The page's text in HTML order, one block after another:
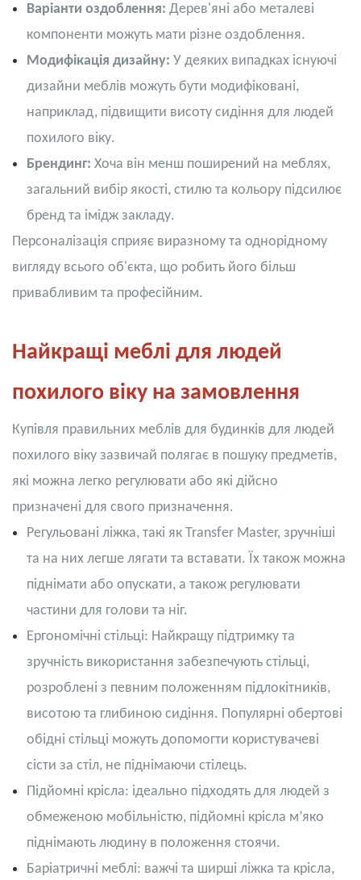
Варіанти оздоблення: Дерев'яні або металеві
компоненти можуть мати різне оздоблення.
Модифікація дизайну: У деяких випадках існуючі
дизайни меблів можуть бути модифіковані,
наприклад, підвищити висоту сидіння для людей
похилого віку.
Брендинг: Хоча він менш поширений на меблях,
загальний вибір якості, стилю та кольору підсилює
бренд та імідж закладу.
Персоналізація сприяє виразному та однорідному
вигляду всього об'єкта, що робить його більш
привабливим та професійним.
Найкращі меблі для людей
похилого віку на замовлення
Купівля правильних меблів для будинків для людей
похилого віку зазвичай полягає в пошуку предметів,
які можна легко регулювати або які дійсно
призначені для свого призначення.
Регульовані ліжка, такі як Transfer Master, зручніші
та на них легше лягати та вставати. Їх також можна
піднімати або опускати, а також регулювати
частини для голови та ніг.
Ергономічні стільці: Найкращу підтримку та
зручність використання забезпечують стільці,
розроблені з певним положенням підлокітників,
висотою та глибиною сидіння. Популярні обертові
обідні стільці можуть допомогти користувачеві
сісти за стіл, не піднімаючи стілець.
Підйомні крісла: ідеально підходять для людей з
обмеженою мобільністю, підйомні крісла м’яко
піднімають людину в положення стоячи.
Баріатричні меблі: важчі та ширші ліжка та крісла,